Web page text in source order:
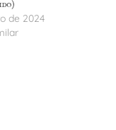
de 2024